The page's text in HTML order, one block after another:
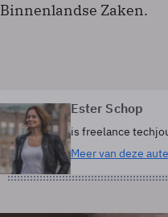
Binnenlandse Zaken.
Ester Schop
is freelance
Meer van deze